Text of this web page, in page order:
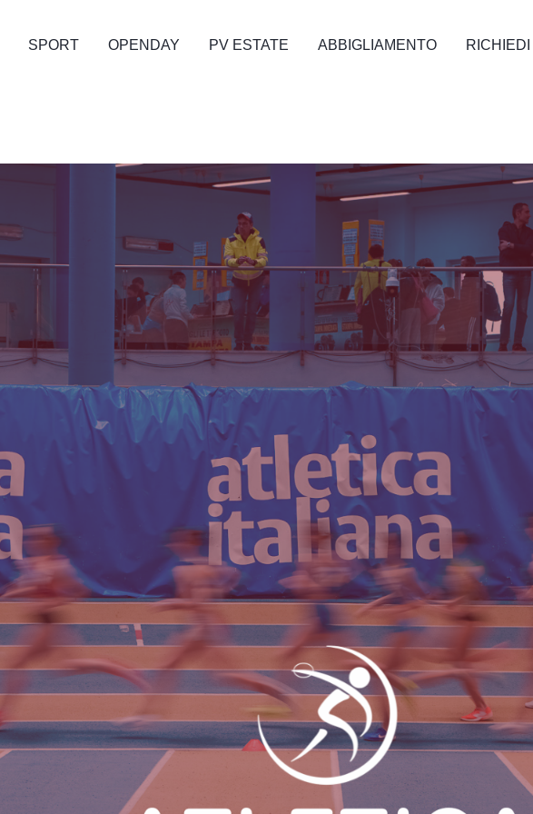
SPORT OPENDAY PV ESTATE ABBIGLIAMENTO